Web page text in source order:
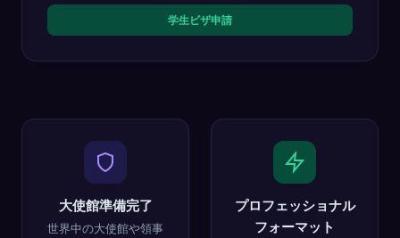
学生ビザ申請
大使館準備完了
世界中の大使館や領事
プロフェッショナル
フォーマット